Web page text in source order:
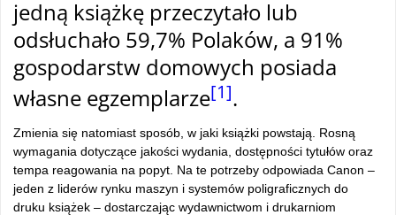
jedną książkę przeczytało lub
odsłuchało 59,7% Polaków, a 91%
gospodarstw domowych posiada
własne egzemplarze[1].
Zmienia się natomiast sposób, w jaki książki powstają. Rosną
wymagania dotyczące jakości wydania, dostępności tytułów oraz
tempa reagowania na popyt. Na te potrzeby odpowiada Canon –
jeden z liderów rynku maszyn i systemów poligraficznych do
druku książek – dostarczając wydawnictwom i drukarniom